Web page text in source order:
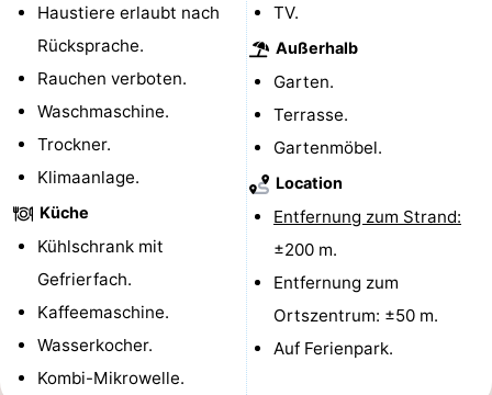
Zentren
Dörfer
&
Natur
Sport
Schwimmbader
Wandern
-
Haustiere erlaubt nach
Rücksprache.
Rauchen verboten.
Waschmaschine.
Trockner.
Klimaanlage.
Küche
Kühlschrank mit
Gefrierfach.
Kaffeemaschine.
Wasserkocher.
Kombi-Mikrowelle.
TV.
Außerhalb
Garten.
Terrasse.
Gartenmöbel.
Location
Entfernung zum Strand:
±200 m.
Entfernung zum
Ortszentrum: ±50 m.
Auf Ferienpark.